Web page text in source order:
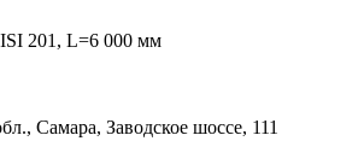
201, L=6 000 мм
Самара, Заводское шоссе, 111